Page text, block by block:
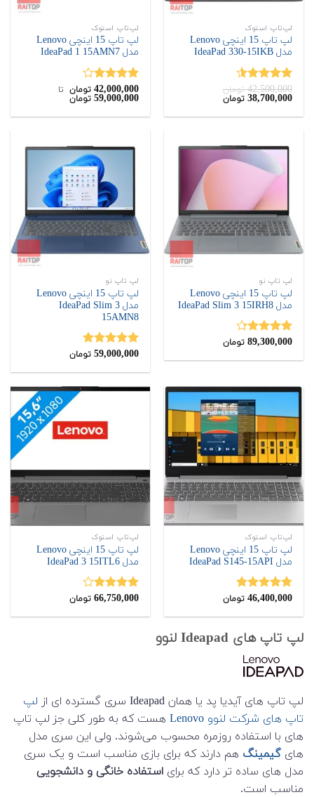
لپ‌تاپ استوک
لپ تاپ 15 اینچی Lenovo
مدل IdeaPad 330-15IKB
نمره4.50
از 5
42,500,000 تومان
قیمت
اصلی:
42,500,000
38,700,000 تومانقیمت
38,700,000
لپ‌تاپ استوک
لپ تاپ 15 اینچی Lenovo
مدل IdeaPad 1 15AMN7
نمره
4.00از 5
42,000,000 تومان ‌ تا ‌
59,000,000 تومان
لپ تاپ نو
لپ تاپ 15 اینچی Lenovo
مدل IdeaPad Slim 3 15IRH8
نمره4.25
89,300,000 تومان
لپ تاپ نو
لپ تاپ 15 اینچی Lenovo
مدل IdeaPad Slim 3
15AMN8
نمره5.00
59,000,000 تومان
لپ‌تاپ استوک
لپ تاپ 15 اینچی Lenovo
مدل IdeaPad S145-15API
نمره5.00
46,400,000 تومان
لپ‌تاپ استوک
لپ تاپ 15 اینچی Lenovo
مدل IdeaPad 3 15ITL6
نمره
66,750,000 تومان
لپ تاپ های Ideapad لنوو
لپ تاپ های آیدیا پد یا همان Ideapad سری گسترده ای از
لپ
تاپ های شرکت لنوو Lenovo
هست که به طور کلی جز لپ تاپ
های با استفاده روزمره محسوب می‌شوند. ولی این سری مدل
های گیمینگ هم دارند که برای بازی مناسب است و یک سری
مدل های ساده تر دارد که برای استفاده خانگی و دانشجویی
مناسب است.